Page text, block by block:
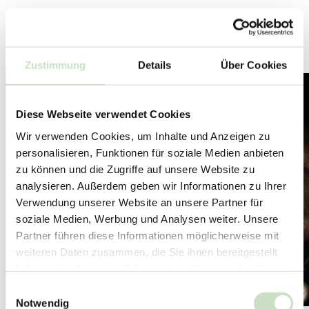
Zustimmung Details Über Cookies
Diese Webseite verwendet Cookies
Wir verwenden Cookies, um Inhalte und Anzeigen zu
personalisieren, Funktionen für soziale Medien anbieten
zu können und die Zugriffe auf unsere Website zu
analysieren. Außerdem geben wir Informationen zu Ihrer
Verwendung unserer Website an unsere Partner für
soziale Medien, Werbung und Analysen weiter. Unsere
Partner führen diese Informationen möglicherweise mit
weiteren Daten zusammen, die Sie ihnen bereitgestellt
Notwendig
Die Steyler Fondspalette bekommt Zuwachs: den Steyler Fair
Invest - Global Equities. Der global investierende Aktienfonds
Weiterlesen